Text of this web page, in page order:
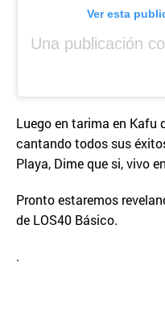
Ver esta
Luego en tarima en
cantando todos sus
Playa, Dime que si, vivo
Pronto estaremos
de LOS40 Básico.
.